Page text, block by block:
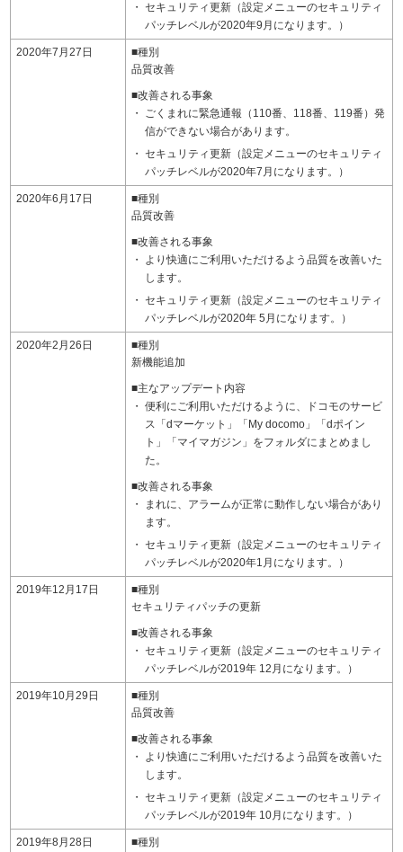
セキュリティ更新（設定メニューのセキュリティ
パッチレベルが2020年9月になります。）
2020年7月27日
■種別
品質改善
■改善される事象
ごくまれに緊急通報（110番、118番、119番）発
信ができない場合があります。
セキュリティ更新（設定メニューのセキュリティ
パッチレベルが2020年7月になります。）
2020年6月17日
■種別
品質改善
■改善される事象
より快適にご利用いただけるよう品質を改善いた
します。
セキュリティ更新（設定メニューのセキュリティ
パッチレベルが2020年 5月になります。）
2020年2月26日
■種別
新機能追加
■主なアップデート内容
便利にご利用いただけるように、ドコモのサービ
ス「dマーケット」「My docomo」「dポイン
ト」「マイマガジン」をフォルダにまとめまし
た。
■改善される事象
まれに、アラームが正常に動作しない場合があり
ます。
セキュリティ更新（設定メニューのセキュリティ
パッチレベルが2020年1月になります。）
2019年12月17日
■種別
セキュリティパッチの更新
■改善される事象
セキュリティ更新（設定メニューのセキュリティ
パッチレベルが2019年 12月になります。）
2019年10月29日
■種別
品質改善
■改善される事象
より快適にご利用いただけるよう品質を改善いた
します。
セキュリティ更新（設定メニューのセキュリティ
パッチレベルが2019年 10月になります。）
2019年8月28日
■種別